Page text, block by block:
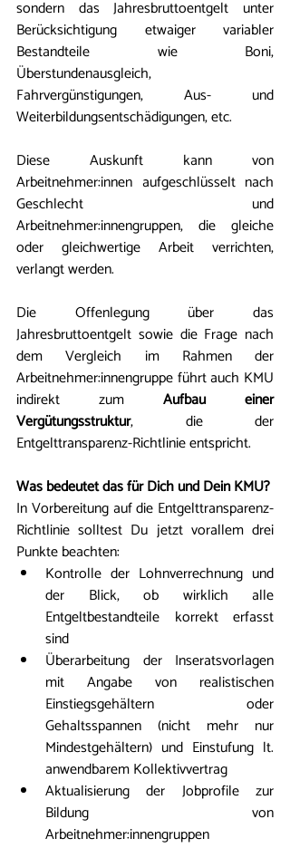
sondern das Jahresbruttoentgelt unter
Berücksichtigung etwaiger variabler
Bestandteile wie Boni,
Überstundenausgleich,
Fahrvergünstigungen, Aus- und
Weiterbildungsentschädigungen, etc.
Diese Auskunft kann von
Arbeitnehmer:innen aufgeschlüsselt nach
Geschlecht und
Arbeitnehmer:innengruppen, die gleiche
oder gleichwertige Arbeit verrichten,
verlangt werden.
Die Offenlegung über das
Jahresbruttoentgelt sowie die Frage nach
dem Vergleich im Rahmen der
Arbeitnehmer:innengruppe führt auch KMU
indirekt zum Aufbau einer
Vergütungsstruktur, die der
Entgelttransparenz-Richtlinie entspricht.
Was bedeutet das für Dich und Dein KMU?
In Vorbereitung auf die Entgelttransparenz-
Richtlinie solltest Du jetzt vorallem drei
Punkte beachten:
Kontrolle der Lohnverrechnung und
der Blick, ob wirklich alle
Entgeltbestandteile korrekt erfasst
sind
Überarbeitung der Inseratsvorlagen
mit Angabe von realistischen
Einstiegsgehältern oder
Gehaltsspannen (nicht mehr nur
Mindestgehältern) und Einstufung lt.
anwendbarem Kollektivvertrag
Aktualisierung der Jobprofile zur
Bildung von
Arbeitnehmer:innengruppen